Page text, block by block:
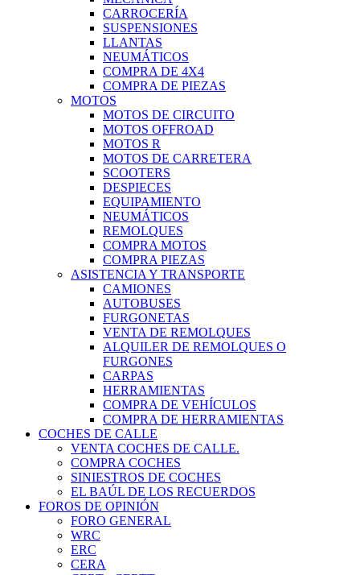
CARROCERÍA
SUSPENSIONES
LLANTAS
NEUMÁTICOS
COMPRA DE 4X4
COMPRA DE PIEZAS
MOTOS
MOTOS DE CIRCUITO
MOTOS OFFROAD
MOTOS R
MOTOS DE CARRETERA
SCOOTERS
DESPIECES
EQUIPAMIENTO
NEUMÁTICOS
REMOLQUES
COMPRA MOTOS
COMPRA PIEZAS
ASISTENCIA Y TRANSPORTE
CAMIONES
AUTOBUSES
FURGONETAS
VENTA DE REMOLQUES
ALQUILER DE REMOLQUES O
FURGONES
CARPAS
HERRAMIENTAS
COMPRA DE VEHÍCULOS
COMPRA DE HERRAMIENTAS
COCHES DE CALLE
VENTA COCHES DE CALLE.
COMPRA COCHES
SINIESTROS DE COCHES
EL BAÚL DE LOS RECUERDOS
FOROS DE OPINIÓN
FORO GENERAL
WRC
ERC
CERA